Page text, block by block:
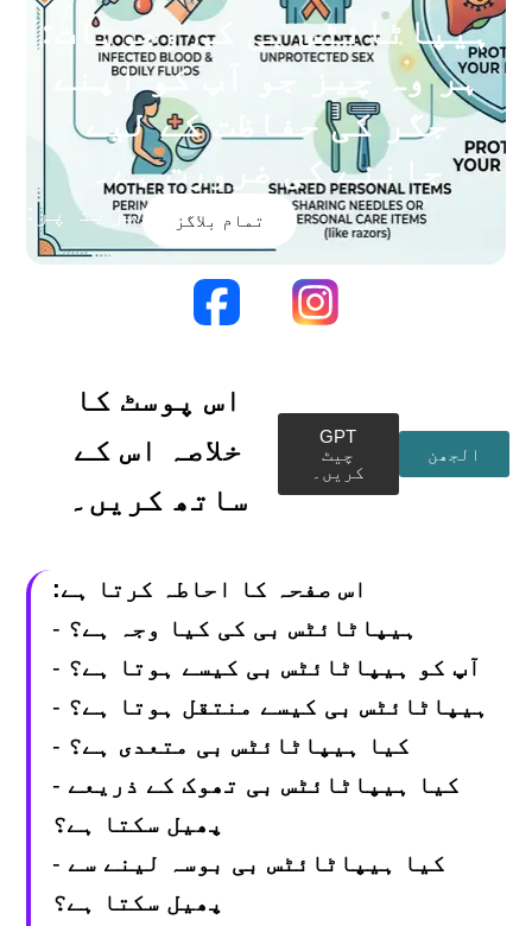
ہیپاٹائٹس بی کی وجوہات:
ہر وہ چیز جو آپ کو اپنے
جگر کی حفاظت کے لیے
جاننے کی ضرورت ہے۔
مزید پر: تمام بلاگز
اس پوسٹ کا
خلاصہ اس کے
ساتھ کریں۔
GPT
چیٹ
کریں۔
الجھن
اس صفحہ کا احاطہ کرتا ہے:
- ہیپاٹائٹس بی کی کیا وجہ ہے؟
- آپ کو ہیپاٹائٹس بی کیسے ہوتا ہے؟
- ہیپاٹائٹس بی کیسے منتقل ہوتا ہے؟
- کیا ہیپاٹائٹس بی متعدی ہے؟
- کیا ہیپاٹائٹس بی تھوک کے ذریعے
پھیل سکتا ہے؟
- کیا ہیپاٹائٹس بی بوسہ لینے سے
پھیل سکتا ہے؟